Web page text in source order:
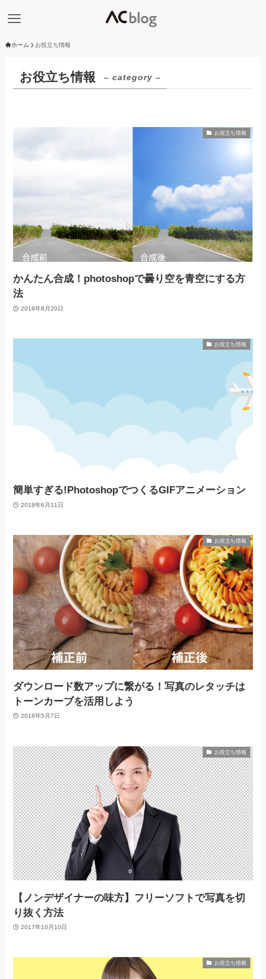
ホーム お役立ち情報
お役立ち情報 – category –
お役立ち情報
かんたん合成！photoshopで曇り空を青空にする方
法
2018年8月20日
お役立ち情報
簡単すぎる!PhotoshopでつくるGIFアニメーション
2018年6月11日
お役立ち情報
ダウンロード数アップに繋がる！写真のレタッチは
トーンカーブを活用しよう
2018年5月7日
お役立ち情報
【ノンデザイナーの味方】フリーソフトで写真を切
り抜く方法
2017年10月10日
お役立ち情報